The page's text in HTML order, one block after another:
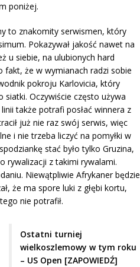
poniżej.
to znakomity serwismen, który
Pokazywał jakość nawet na
u siebie, na ulubionych hard
że w wymianach radzi sobie
pokroju Karlovicia, który
Oczywiście często używa
także potrafi posłać winnera z
już nie raz swój serwis, więc
i nie trzeba liczyć na pomyłki w
stać było tylko Gruzina,
rywalizacji z takimi rywalami.
Niewątpliwie Afrykaner będzie
że ma spore luki z głębi kortu,
nie potrafił.
Ostatni turniej
wielkoszlemowy w tym roku
– US Open [ZAPOWIEDŹ]